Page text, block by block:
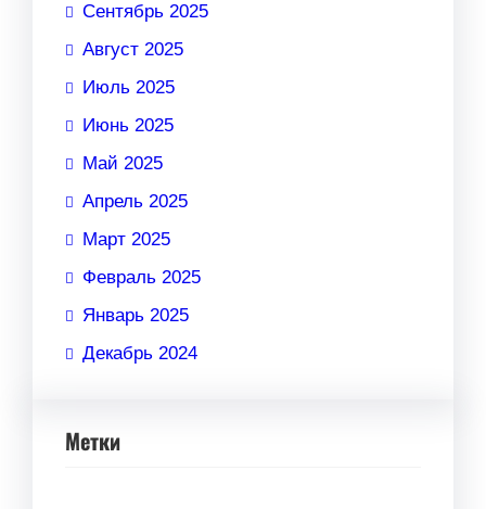
Сентябрь 2025
Август 2025
Июль 2025
Июнь 2025
Май 2025
Апрель 2025
Март 2025
Февраль 2025
Январь 2025
Декабрь 2024
Метки